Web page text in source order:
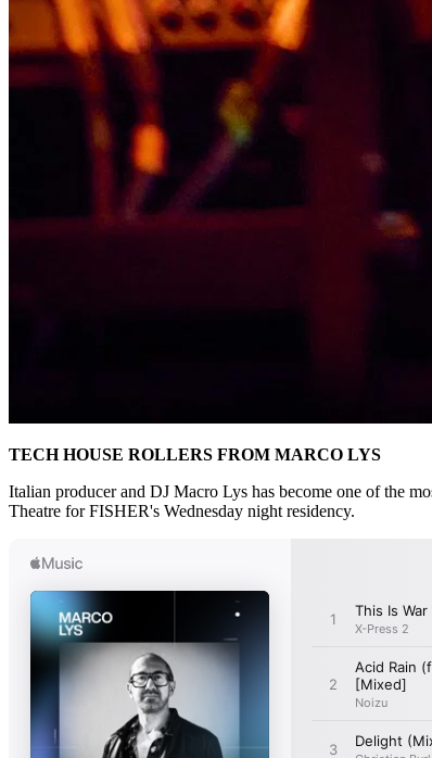
TECH HOUSE ROLLERS FROM MARCO LYS
Italian producer and DJ Macro Lys has become one of the
Theatre for FISHER's Wednesday night residency.